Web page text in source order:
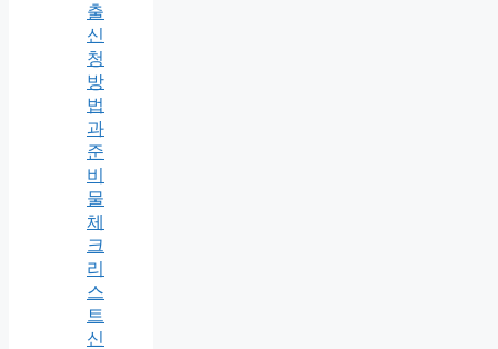
출
신
청
방
법
과
준
비
물
체
크
리
스
트
신